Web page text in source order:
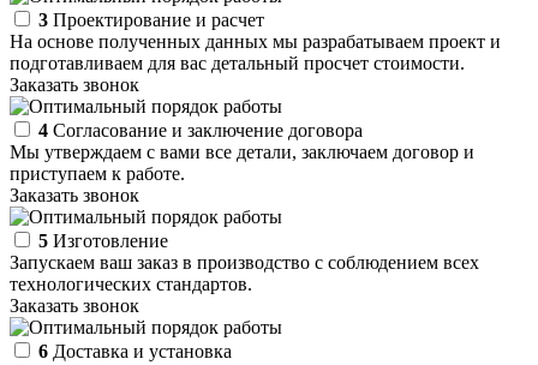
3 Проектирование и расчет
На основе полученных данных мы разрабатываем проект и
подготавливаем для вас детальный просчет стоимости.
Заказать звонок
4 Согласование и заключение договора
Мы утверждаем с вами все детали, заключаем договор и
приступаем к работе.
Заказать звонок
5 Изготовление
Запускаем ваш заказ в производство с соблюдением всех
технологических стандартов.
Заказать звонок
6 Доставка и установка